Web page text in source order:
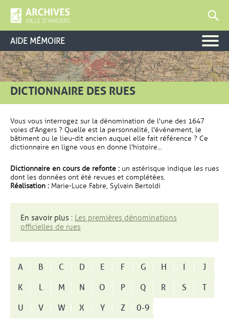
AIDE MÉMOIRE
DICTIONNAIRE DES RUES
Vous vous interrogez sur la dénomination de l'une des 1647
voies d'Angers ? Quelle est la personnalité, l'événement, le
bâtiment ou le lieu-dit ancien auquel elle fait référence ? Ce
dictionnaire en ligne vous en donne l'histoire...
Dictionnaire en cours de refonte : un astérisque indique les rues
dont les données ont été revues et complétées.
Réalisation : Marie-Luce Fabre, Sylvain Bertoldi
En savoir plus : Les premières dénominations
officielles de rues
A B C D E F G H I
J
K
L M N O P Q R S
T
U
V W X Y Z 0-9